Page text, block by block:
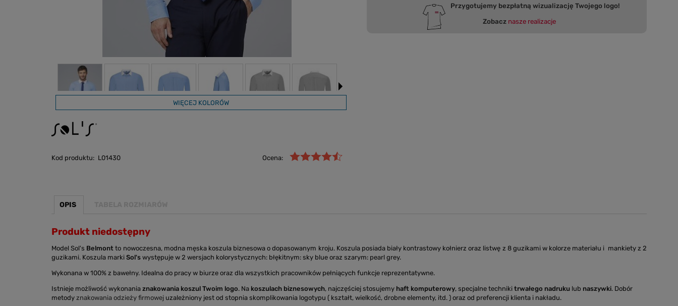
WIĘCEJ KOLORÓW
Kod produktu: L01430 Ocena:
Przygotujemy bezpłatną wizualizację Twojego logo!
Zobacz nasze realizacje
OPIS
Produkt niedostępny
Model Sol's Belmont to nowoczesna, modna męska koszula biznesowa o dopasowanym kroju. Koszula posiada biały kontrastowy kołnierz oraz listwę z 8 guzikami w kolorze materiału i mankiety z 2
guzikami. Koszula marki Sol's występuje w 2 wersjach kolorystycznych: błękitnym: sky blue oraz szarym: pearl grey.
Wykonana w 100% z bawełny. Idealna do pracy w biurze oraz dla wszystkich pracowników pełniących funkcje reprezentatywne.
Istnieje możliwość wykonania znakowania koszul Twoim logo. Na koszulach biznesowych, najczęściej stosujemy haft komputerowy, specjalne techniki trwałego nadruku lub naszywki. Dobór
metody znakowania odzieży firmowej uzależniony jest od stopnia skomplikowania logotypu ( kształt, wielkość, drobne elementy, itd. ) oraz od preferencji klienta i nakładu.